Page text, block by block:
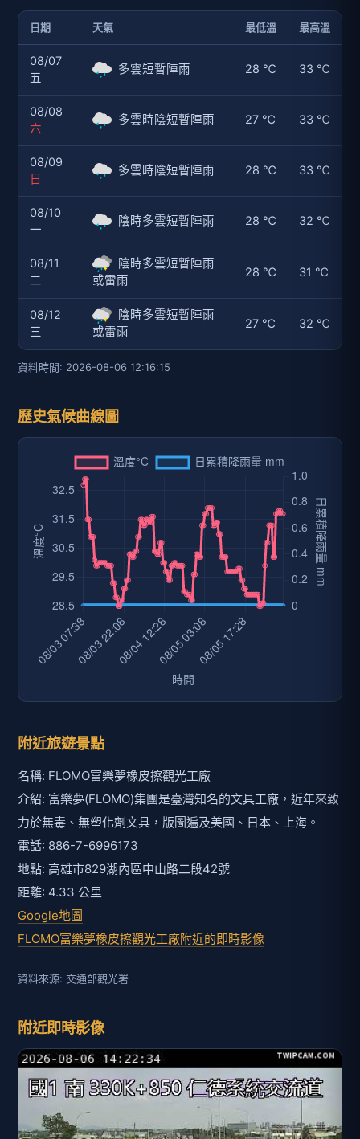
日期 天氣 最低溫 最高溫
08/07
五
多雲短暫陣雨 28 ℃ 33 ℃
08/08
六
多雲時陰短暫陣雨 27 ℃ 33 ℃
08/09
日
多雲時陰短暫陣雨 28 ℃ 33 ℃
08/10
一
陰時多雲短暫陣雨 28 ℃ 32 ℃
08/11
二
陰時多雲短暫陣雨
或雷雨
28 ℃ 31 ℃
08/12
三
陰時多雲短暫陣雨
或雷雨
27 ℃ 32 ℃
資料時間: 2026-08-06 12:16:15
歷史氣候曲線圖
附近旅遊景點
名稱: FLOMO富樂夢橡皮擦觀光工廠
介紹: 富樂夢(FLOMO)集團是臺灣知名的文具工廠，近年來致
力於無毒、無塑化劑文具，版圖遍及美國、日本、上海。
電話: 886-7-6996173
地點: 高雄市829湖內區中山路二段42號
距離: 4.33 公里
Google地圖
FLOMO富樂夢橡皮擦觀光工廠附近的即時影像
資料來源: 交通部觀光署
附近即時影像